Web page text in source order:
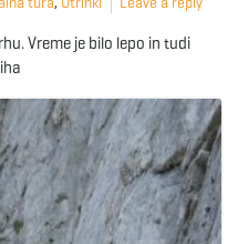
g
l
Vreme je bilo lepo in tudi